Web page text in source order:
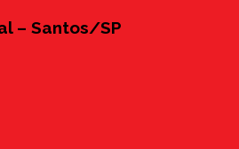
– Santos/SP